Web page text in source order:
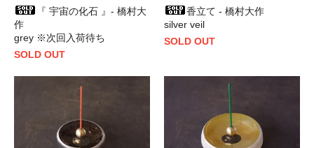
『 宇宙の化石 』- 橋村大
作
grey ※次回入荷待ち
SOLD OUT
香立て - 橋村大作
silver veil
SOLD OUT